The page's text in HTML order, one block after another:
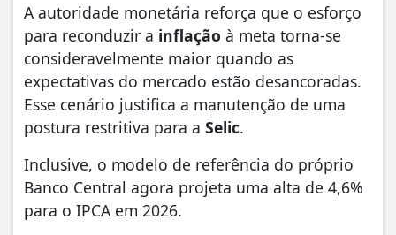
A autoridade monetária reforça que o esforço
para reconduzir a inflação à meta torna-se
consideravelmente maior quando as
expectativas do mercado estão desancoradas.
Esse cenário justifica a manutenção de uma
postura restritiva para a Selic.
Inclusive, o modelo de referência do próprio
Banco Central agora projeta uma alta de 4,6%
para o IPCA em 2026.